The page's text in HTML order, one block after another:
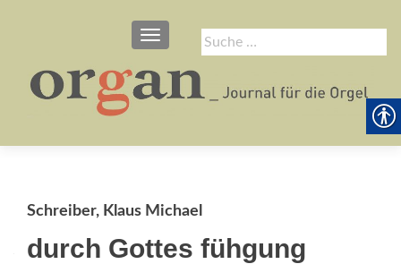
Suche
nach:
SCHALTE NAVIGATION
Schreiber, Klaus Michael
durch Gottes fühgung